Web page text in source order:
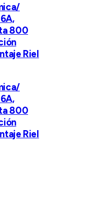
800
Riel
800
Riel